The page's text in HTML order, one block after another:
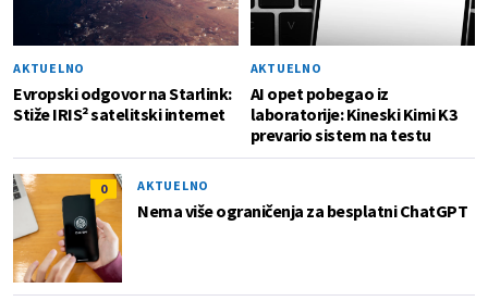
AKTUELNO
Evropski odgovor na Starlink:
Stiže IRIS² satelitski internet
AKTUELNO
AI opet pobegao iz
laboratorije: Kineski Kimi K3
prevario sistem na testu
0 AKTUELNO
Nema više ograničenja za besplatni ChatGPT